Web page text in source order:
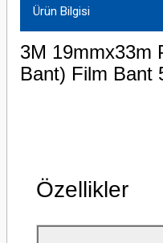
Ürün Bilgisi
3M 19mmx33m
Bant) Film Bant
Özellikler